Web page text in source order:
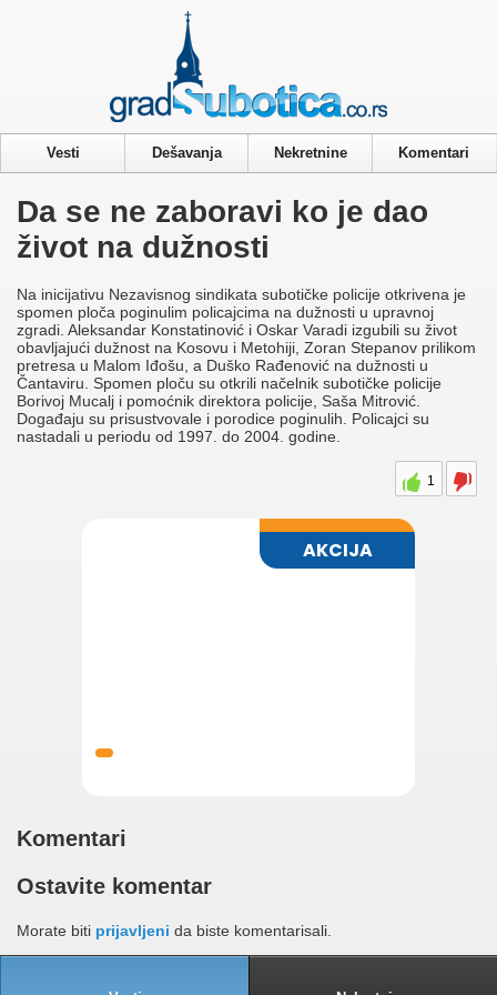
Vesti Dešavanja Nekretnine Komentari
Da se ne zaboravi ko je dao
život na dužnosti
Na inicijativu Nezavisnog sindikata subotičke policije otkrivena je
spomen ploča poginulim policajcima na dužnosti u upravnoj
zgradi. Aleksandar Konstatinović i Oskar Varadi izgubili su život
obavljajući dužnost na Kosovu i Metohiji, Zoran Stepanov prilikom
pretresa u Malom Iđošu, a Duško Rađenović na dužnosti u
Čantaviru. Spomen ploču su otkrili načelnik subotičke policije
Borivoj Mucalj i pomoćnik direktora policije, Saša Mitrović.
Događaju su prisustvovale i porodice poginulih. Policajci su
nastadali u periodu od 1997. do 2004. godine.
1
Komentari
Ostavite komentar
Morate biti prijavljeni da biste komentarisali.
Privacy & Cookies Policy